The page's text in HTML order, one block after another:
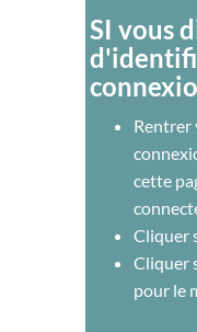
SI vous
Rentrer
cette
Cliquer
Cliquer
pour le